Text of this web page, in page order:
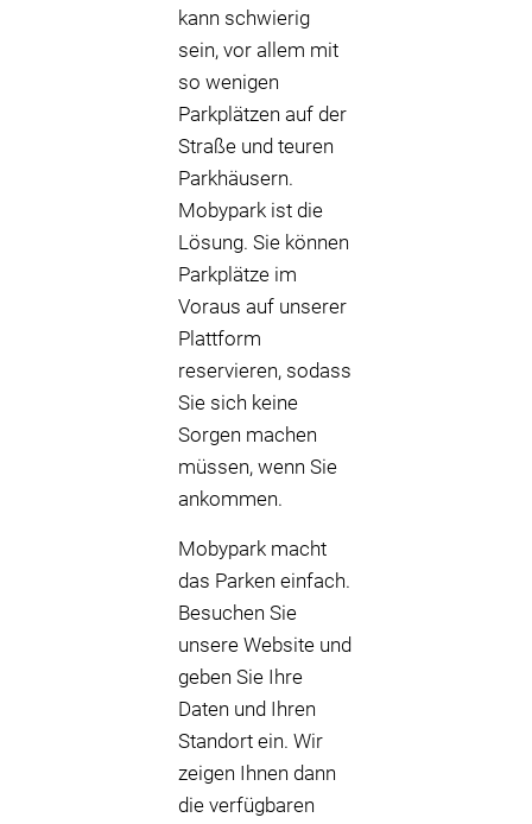
kann schwierig
sein, vor allem mit
so wenigen
Parkplätzen auf der
Straße und teuren
Parkhäusern.
Mobypark ist die
Lösung. Sie können
Parkplätze im
Voraus auf unserer
Plattform
reservieren, sodass
Sie sich keine
Sorgen machen
müssen, wenn Sie
ankommen.
Mobypark macht
das Parken einfach.
Besuchen Sie
unsere Website und
geben Sie Ihre
Daten und Ihren
Standort ein. Wir
zeigen Ihnen dann
die verfügbaren